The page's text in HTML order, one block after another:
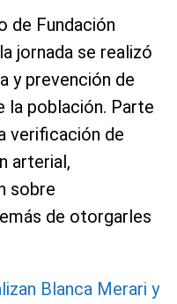
de Fundación
jornada se realizó
y prevención de
la población. Parte
verificación de
arterial,
sobre
de otorgarles
Blanca Merari y